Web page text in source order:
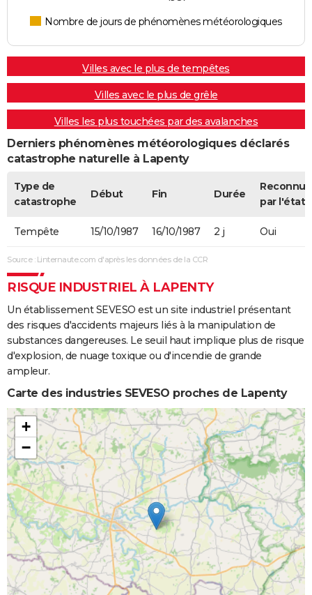
Nombre de jours de phénomènes météorologiques
Villes avec le plus de tempêtes
Villes avec le plus de grêle
Villes les plus touchées par des avalanches
Derniers phénomènes météorologiques déclarés
catastrophe naturelle à Lapenty
Type de
catastrophe
Début Fin Durée
Reconnue
par l'état
Tempête 15/10/1987 16/10/1987 2 j Oui
Source : Linternaute.com d'après les données de la CCR
RISQUE INDUSTRIEL À LAPENTY
Un établissement SEVESO est un site industriel présentant
des risques d'accidents majeurs liés à la manipulation de
substances dangereuses. Le seuil haut implique plus de risque
d'explosion, de nuage toxique ou d'incendie de grande
ampleur.
Carte des industries SEVESO proches de Lapenty
+
−